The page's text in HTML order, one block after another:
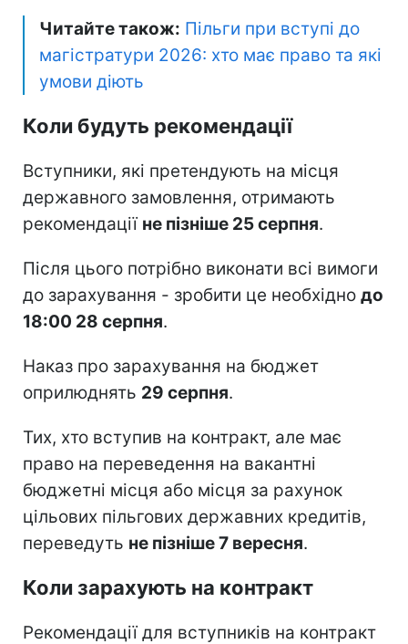
Читайте також: Пільги при вступі до
магістратури 2026: хто має право та які
умови діють
Коли будуть рекомендації
Вступники, які претендують на місця
державного замовлення, отримають
рекомендації не пізніше 25 серпня.
Після цього потрібно виконати всі вимоги
до зарахування - зробити це необхідно до
18:00 28 серпня.
Наказ про зарахування на бюджет
оприлюднять 29 серпня.
Тих, хто вступив на контракт, але має
право на переведення на вакантні
бюджетні місця або місця за рахунок
цільових пільгових державних кредитів,
переведуть не пізніше 7 вересня.
Коли зарахують на контракт
Рекомендації для вступників на контракт